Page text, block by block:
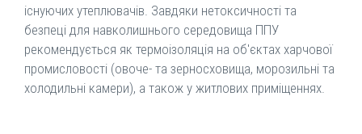
існуючих утеплювачів. Завдяки нетоксичності та
безпеці для навколишнього середовища ППУ
рекомендується як термоізоляція на об'єктах харчової
промисловості (овоче- та зерносховища, морозильні та
холодильні камери), а також у житлових приміщеннях.